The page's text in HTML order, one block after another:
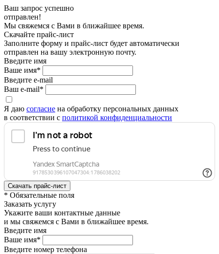
Ваш запрос успешно
отправлен!
Мы свяжемся с Вами в ближайшее время.
Скачайте прайс-лист
Заполните форму и прайс-лист будет автоматически
отправлен на вашу электронную почту.
Введите имя
Ваше имя*
Введите e-mail
Ваш e-mail*
Я даю согласие на обработку персональных данных
в соответствии с политикой конфиденциальности
* Обязательные поля
Заказать услугу
Укажите ваши контактные данные
и мы свяжемся с Вами в ближайшее время.
Введите имя
Ваше имя*
Введите номер телефона